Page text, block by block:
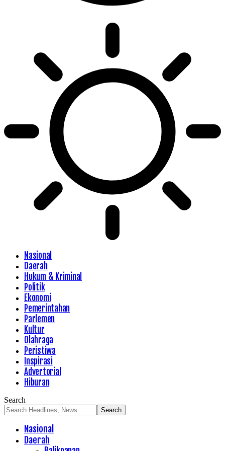
Nasional
Daerah
Hukum & Kriminal
Politik
Ekonomi
Pemerintahan
Parlemen
Kultur
Olahraga
Peristiwa
Inspirasi
Advertorial
Hiburan
Search
Nasional
Daerah